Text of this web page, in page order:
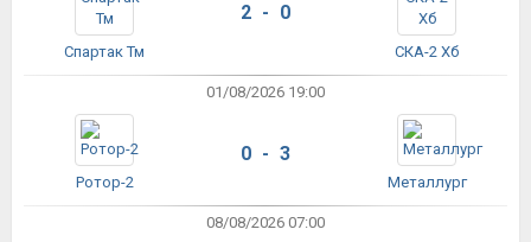
Спартак Тм
2 - 0
СКА-2 Хб
01/08/2026 19:00
Ротор-2
0 - 3
Металлург
08/08/2026 07:00